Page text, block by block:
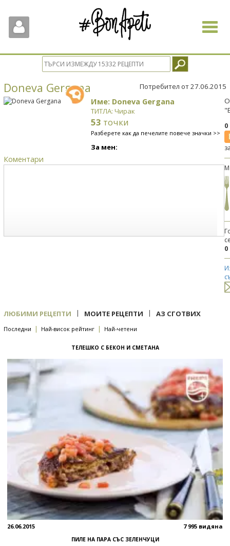
Toggle
Doneva Gergana Потребител от 27.06.2015
Име: Doneva Gergana
ТИТЛА: Чирак
53 точки
Разберете как да печелите повече значки >>
За мен:
Коментари
0
ЛЮБИМИ РЕЦЕПТИ | МОИТЕ РЕЦЕПТИ | АЗ СГОТВИХ
Последни | Най-висок рейтинг | Най-четени
ТЕЛЕШКО С БЕКОН И СМЕТАНА
26.06.2015 7 995 видяна
ПИЛЕ НА ПАРА СЪС ЗЕЛЕНЧУЦИ